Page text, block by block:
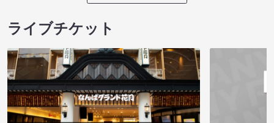
ライブチケット